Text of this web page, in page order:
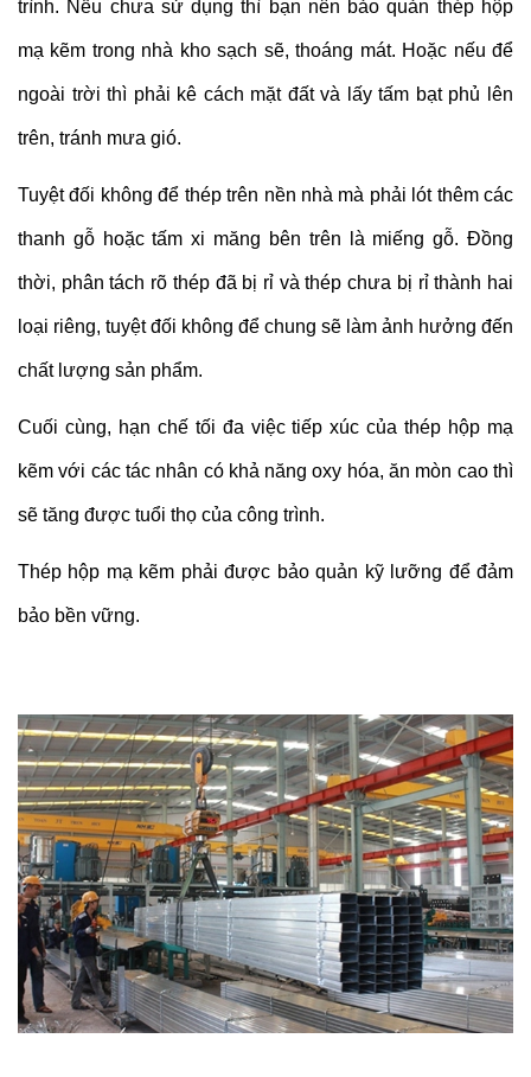
trình. Nếu chưa sử dụng thì bạn nên bảo quản thép hộp
mạ kẽm trong nhà kho sạch sẽ, thoáng mát. Hoặc nếu để
ngoài trời thì phải kê cách mặt đất và lấy tấm bạt phủ lên
trên, tránh mưa gió.
Tuyệt đối không để thép trên nền nhà mà phải lót thêm các
thanh gỗ hoặc tấm xi măng bên trên là miếng gỗ. Đồng
thời, phân tách rõ thép đã bị rỉ và thép chưa bị rỉ thành hai
loại riêng, tuyệt đối không để chung sẽ làm ảnh hưởng đến
chất lượng sản phẩm.
Cuối cùng, hạn chế tối đa việc tiếp xúc của thép hộp mạ
kẽm với các tác nhân có khả năng oxy hóa, ăn mòn cao thì
sẽ tăng được tuổi thọ của công trình.
Thép hộp mạ kẽm phải được bảo quản kỹ lưỡng để đảm
bảo bền vững.